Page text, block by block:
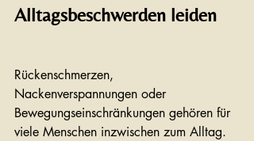
Alltagsbeschwerden leiden
Rückenschmerzen,
Nackenverspannungen oder
Bewegungseinschränkungen gehören für
viele Menschen inzwischen zum Alltag.